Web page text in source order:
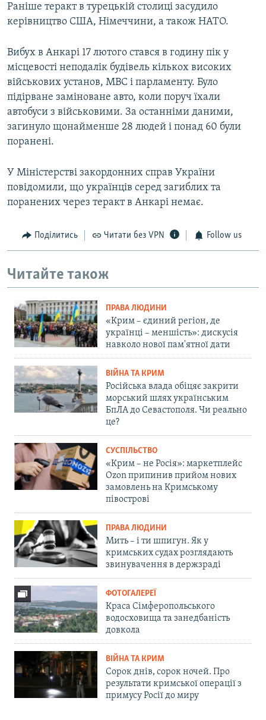
Раніше теракт в турецькій столиці засудило
керівництво США, Німеччини, а також НАТО.
Вибух в Анкарі 17 лютого стався в годину пік у
місцевості неподалік будівель кількох високих
військових установ, МВС і парламенту. Було
підірване заміноване авто, коли поруч їхали
автобуси з військовими. За останніми даними,
загинуло щонайменше 28 людей і понад 60 були
поранені.
У Міністерстві закордонних справ України
повідомили, що українців серед загиблих та
поранених через теракт в Анкарі немає.
Поділитись Читати без VPN Follow us
Читайте також
ПРАВА ЛЮДИНИ
«Крим – єдиний регіон, де
українці – меншість»: дискусія
навколо нової пам'ятної дати
ВІЙНА ТА КРИМ
Російська влада обіцяє закрити
морський шлях українським
БпЛА до Севастополя. Чи реально
це?
СУСПІЛЬСТВО
«Крим – не Росія»: маркетплейс
Ozon припинив прийом нових
замовлень на Кримському
півострові
ПРАВА ЛЮДИНИ
Мить – і ти шпигун. Як у
кримських судах розглядають
звинувачення в держзраді
ФОТОГАЛЕРЕЇ
Краса Сімферопольського
водосховища та занедбаність
довкола
ВІЙНА ТА КРИМ
Сорок днів, сорок ночей. Про
результати кримської операції з
примусу Росії до миру